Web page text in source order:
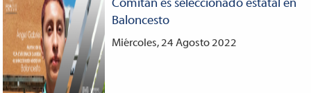
Comitán es seleccionado estatal en
Baloncesto
Miércoles, 24 Agosto 2022